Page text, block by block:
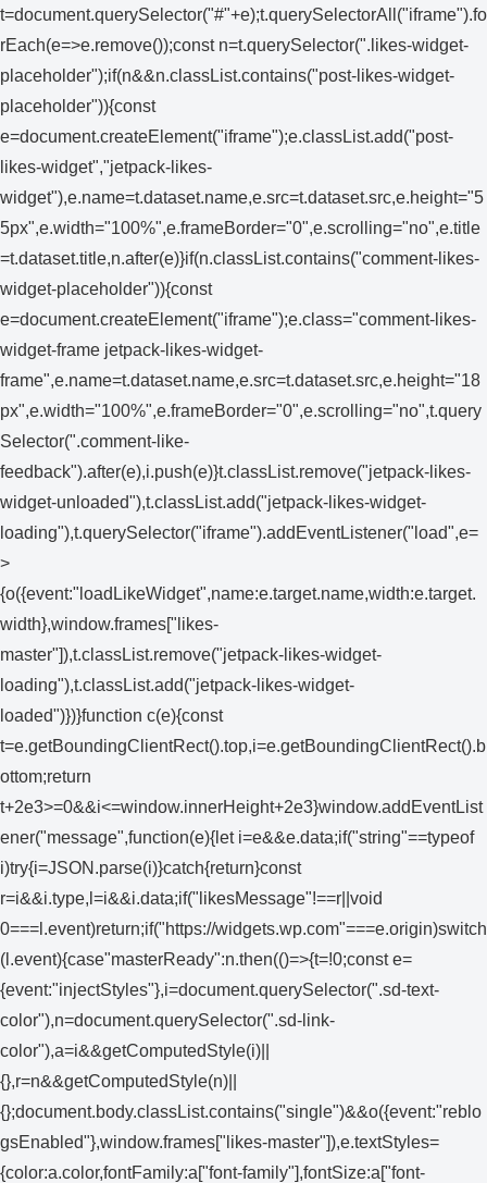
t=document.querySelector("#"+e);t.querySelectorAll("iframe").fo
rEach(e=>e.remove());const n=t.querySelector(".likes-widget-
placeholder");if(n&&n.classList.contains("post-likes-widget-
placeholder")){const
e=document.createElement("iframe");e.classList.add("post-
likes-widget","jetpack-likes-
widget"),e.name=t.dataset.name,e.src=t.dataset.src,e.height="5
5px",e.width="100%",e.frameBorder="0",e.scrolling="no",e.title
=t.dataset.title,n.after(e)}if(n.classList.contains("comment-likes-
widget-placeholder")){const
e=document.createElement("iframe");e.class="comment-likes-
widget-frame jetpack-likes-widget-
frame",e.name=t.dataset.name,e.src=t.dataset.src,e.height="18
px",e.width="100%",e.frameBorder="0",e.scrolling="no",t.query
Selector(".comment-like-
feedback").after(e),i.push(e)}t.classList.remove("jetpack-likes-
widget-unloaded"),t.classList.add("jetpack-likes-widget-
loading"),t.querySelector("iframe").addEventListener("load",e=
>
{o({event:"loadLikeWidget",name:e.target.name,width:e.target.
width},window.frames["likes-
master"]),t.classList.remove("jetpack-likes-widget-
loading"),t.classList.add("jetpack-likes-widget-
loaded")})}function c(e){const
t=e.getBoundingClientRect().top,i=e.getBoundingClientRect().b
ottom;return
t+2e3>=0&&i<=window.innerHeight+2e3}window.addEventList
ener("message",function(e){let i=e&&e.data;if("string"==typeof
i)try{i=JSON.parse(i)}catch{return}const
r=i&&i.type,l=i&&i.data;if("likesMessage"!==r||void
0===l.event)return;if("https://widgets.wp.com"===e.origin)switch
(l.event){case"masterReady":n.then(()=>{t=!0;const e=
{event:"injectStyles"},i=document.querySelector(".sd-text-
color"),n=document.querySelector(".sd-link-
color"),a=i&&getComputedStyle(i)||
{},r=n&&getComputedStyle(n)||
{};document.body.classList.contains("single")&&o({event:"reblo
gsEnabled"},window.frames["likes-master"]),e.textStyles=
{color:a.color,fontFamily:a["font-family"],fontSize:a["font-